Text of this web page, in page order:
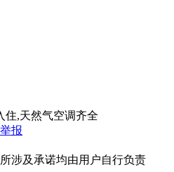
住,天然气空调齐全
报
涉及承诺均由用户自行负责